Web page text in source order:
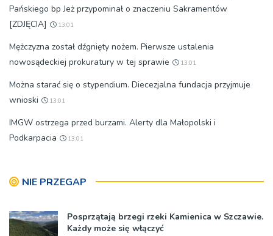
Pańskiego bp Jeż przypominał o znaczeniu Sakramentów
[ZDJĘCIA]
13:01
Mężczyzna został dźgnięty nożem. Pierwsze ustalenia
nowosądeckiej prokuratury w tej sprawie
13:01
Można starać się o stypendium. Diecezjalna fundacja przyjmuje
wnioski
13:01
IMGW ostrzega przed burzami. Alerty dla Małopolski i
Podkarpacia
13:01
NIE PRZEGAP
Posprzątają brzegi rzeki Kamienica w Szczawie.
Każdy może się włączyć